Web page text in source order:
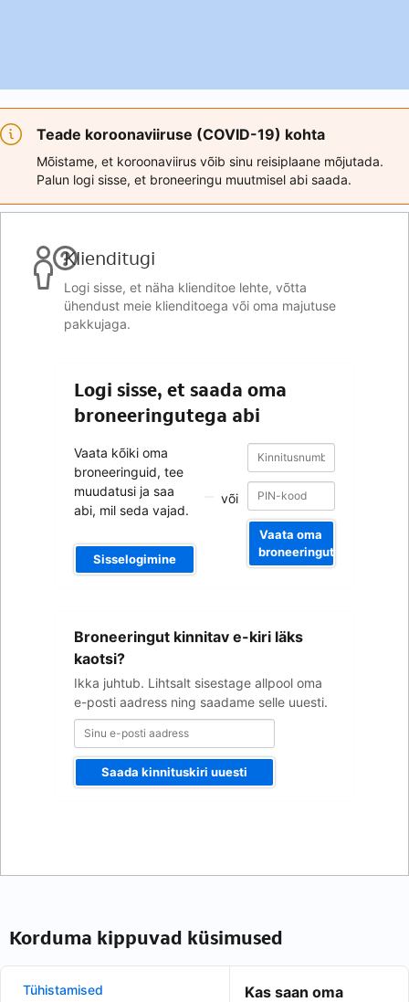
Teade koroonaviiruse (COVID-19) kohta
Mõistame, et koroonaviirus võib sinu reisiplaane mõjutada.
Palun logi sisse, et broneeringu muutmisel abi saada.
Klienditugi
Logi sisse, et näha klienditoe lehte, võtta
ühendust meie klienditoega või oma majutuse
pakkujaga.
Logi sisse, et saada oma
broneeringutega abi
Vaata kõiki oma
broneeringuid, tee
muudatusi ja saa
abi, mil seda vajad.
Sisselogimine
või
Kinnitusnumber
Kinnitusnumber
Vaata oma
broneeringut
Broneeringut kinnitav e-kiri läks
kaotsi?
Ikka juhtub. Lihtsalt sisestage allpool oma
e-posti aadress ning saadame selle uuesti.
aadress
Saada kinnituskiri uuesti
Korduma kippuvad küsimused
Tühistamised
Kas saan oma